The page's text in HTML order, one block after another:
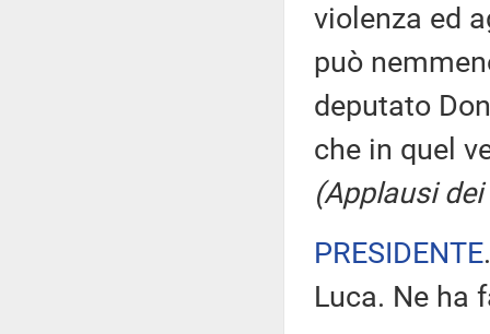
violenza ed
può
deputato
che in quel
(Applausi
PRESIDENTE
Luca. Ne ha